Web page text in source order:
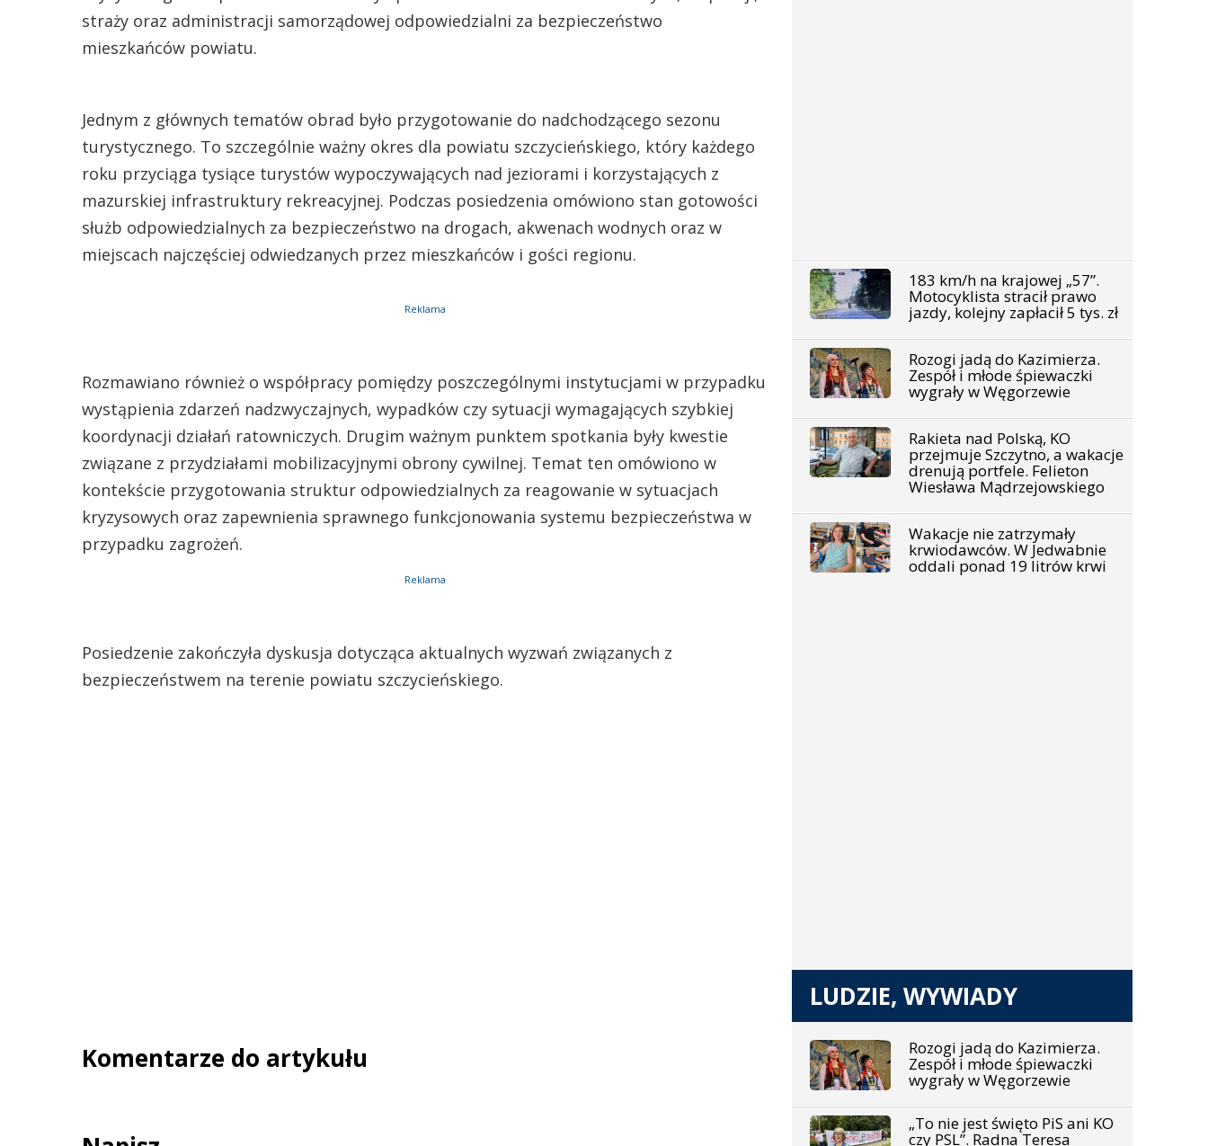
straży oraz administracji samorządowej odpowiedzialni za bezpieczeństwo
mieszkańców powiatu.
Jednym z głównych tematów obrad było przygotowanie do nadchodzącego sezonu
turystycznego. To szczególnie ważny okres dla powiatu szczycieńskiego, który każdego
roku przyciąga tysiące turystów wypoczywających nad jeziorami i korzystających z
mazurskiej infrastruktury rekreacyjnej. Podczas posiedzenia omówiono stan gotowości
służb odpowiedzialnych za bezpieczeństwo na drogach, akwenach wodnych oraz w
miejscach najczęściej odwiedzanych przez mieszkańców i gości regionu.
Reklama
Rozmawiano również o współpracy pomiędzy poszczególnymi instytucjami w przypadku
wystąpienia zdarzeń nadzwyczajnych, wypadków czy sytuacji wymagających szybkiej
koordynacji działań ratowniczych. Drugim ważnym punktem spotkania były kwestie
związane z przydziałami mobilizacyjnymi obrony cywilnej. Temat ten omówiono w
kontekście przygotowania struktur odpowiedzialnych za reagowanie w sytuacjach
kryzysowych oraz zapewnienia sprawnego funkcjonowania systemu bezpieczeństwa w
przypadku zagrożeń.
Reklama
Posiedzenie zakończyła dyskusja dotycząca aktualnych wyzwań związanych z
bezpieczeństwem na terenie powiatu szczycieńskiego.
Komentarze do artykułu
183 km/h na krajowej „57”.
Motocyklista stracił prawo
jazdy, kolejny zapłacił 5 tys. zł
Rozogi jadą do Kazimierza.
Zespół i młode śpiewaczki
wygrały w Węgorzewie
Rakieta nad Polską, KO
przejmuje Szczytno, a wakacje
drenują portfele. Felieton
Wiesława Mądrzejowskiego
Wakacje nie zatrzymały
krwiodawców. W Jedwabnie
oddali ponad 19 litrów krwi
LUDZIE, WYWIADY
Rozogi jadą do Kazimierza.
Zespół i młode śpiewaczki
wygrały w Węgorzewie
„To nie jest święto PiS ani KO
czy PSL”. Radna Teresa